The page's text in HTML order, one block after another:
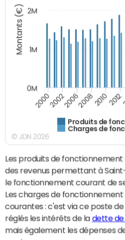
Montants (€)
Produits de
Charges de
200020022006200820102012
0M
1M
2M
© JDN 2026
Les produits de
des revenus permettant à
le fonctionnement courant de
Les charges de
courantes : c'est via ce poste
réglés les intérêts de la dette
mais également les dépenses